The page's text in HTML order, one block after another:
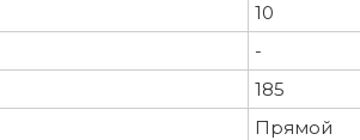
10
-
185
Прямой